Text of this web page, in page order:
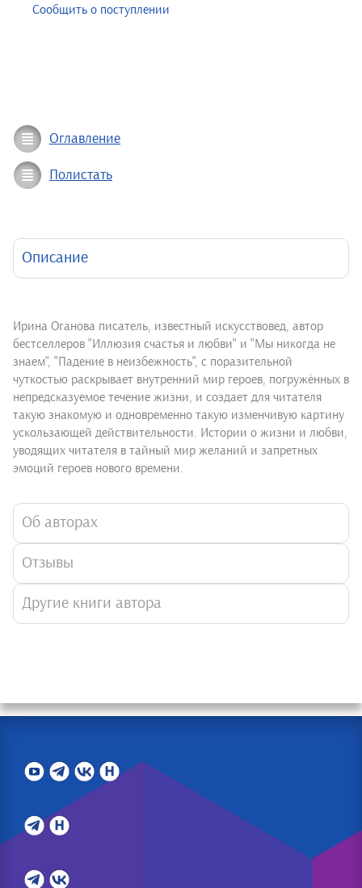
Сообщить о поступлении
Оглавление
Полистать
Описание
Ирина Оганова писатель, известный искусствовед, автор
бестселлеров "Иллюзия счастья и любви" и "Мы никогда не
знаем", "Падение в неизбежность", с поразительной
чуткостью раскрывает внутренний мир героев, погружённых в
непредсказуемое течение жизни, и создает для читателя
такую знакомую и одновременно такую изменчивую картину
ускользающей действительности. Истории о жизни и любви,
уводящих читателя в тайный мир желаний и запретных
эмоций героев нового времени.
Об авторах
Отзывы
Другие книги автора